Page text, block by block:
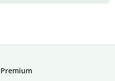
Premium